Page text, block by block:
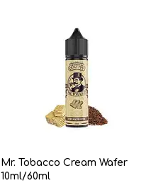
Mr. Tobacco Cream Wafer
10ml/60ml